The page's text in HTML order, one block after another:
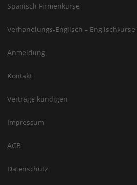
Spanisch Firmenkurse
Verhandlungs-Englisch –
Anmeldung
Kontakt
Verträge kündigen
Impressum
AGB
Datenschutz